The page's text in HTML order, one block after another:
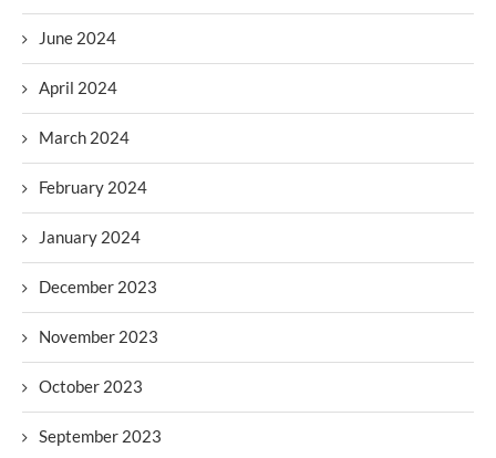
June 2024
April 2024
March 2024
February 2024
January 2024
December 2023
November 2023
October 2023
September 2023